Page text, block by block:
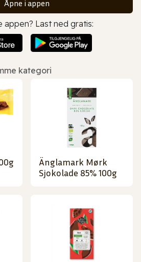
Åpne i appen
appen? Last ned gratis:
kategori
Änglamark Mørk
Sjokolade 85% 100g